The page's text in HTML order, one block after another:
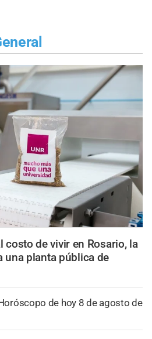
costo de vivir en Rosario, la
una planta pública de
de hoy 8 de agosto de